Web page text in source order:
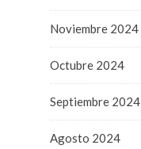
Noviembre 2024
Octubre 2024
Septiembre 2024
Agosto 2024